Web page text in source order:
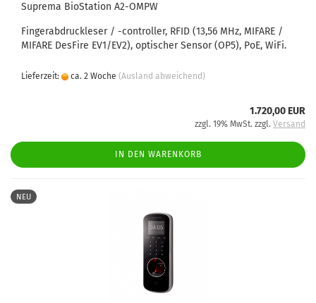
Suprema BioStation A2-OMPW
Fingerabdruckleser / -controller, RFID (13,56 MHz, MIFARE /
MIFARE DesFire EV1/EV2), optischer Sensor (OP5), PoE, WiFi.
Lieferzeit: ca. 2 Woche (Ausland abweichend)
1.720,00 EUR
zzgl. 19% MwSt. zzgl. Versand
IN DEN WARENKORB
NEU